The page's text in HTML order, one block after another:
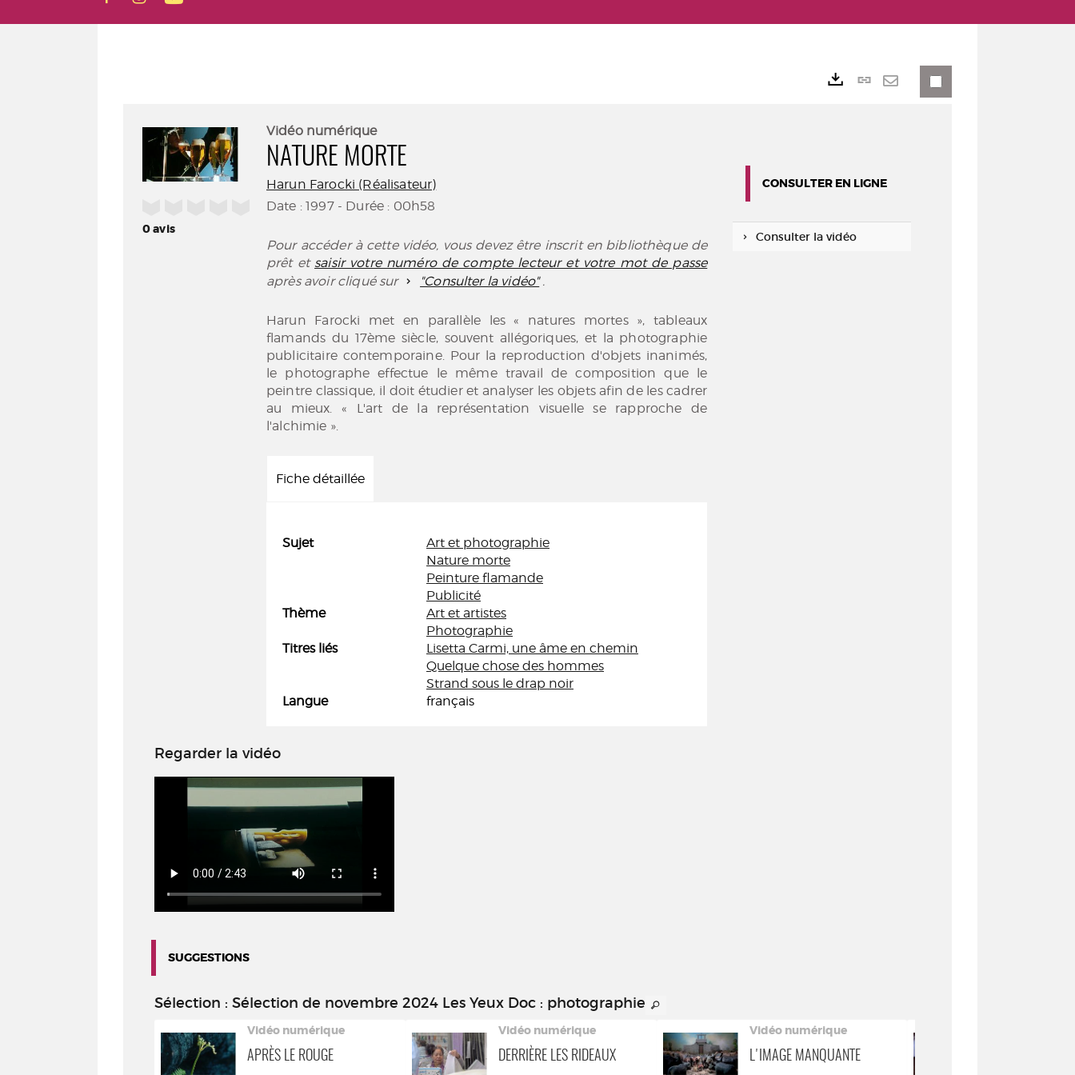
0avis
Vidéo numérique
NATURE MORTE
Harun Farocki (Réalisateur)
Date : 1997 - Durée : 00h58
Pour accéder à cette vidéo, vous devez être inscrit en bibliothèque de
prêt et saisir votre numéro de compte lecteur et votre mot de passe
après avoir cliqué sur
"Consulter la vidéo" .
Harun Farocki met en parallèle les « natures mortes », tableaux
flamands du 17ème siècle, souvent allégoriques, et la photographie
publicitaire contemporaine. Pour la reproduction d'objets inanimés,
le photographe effectue le même travail de composition que le
peintre classique, il doit étudier et analyser les objets afin de les cadrer
au mieux. « L'art de la représentation visuelle se rapproche de
l'alchimie ».
Fiche détaillée
Sujet
Art et photographie
Nature morte
Peinture flamande
Publicité
Thème
Art et artistes
Photographie
Titres liés
Lisetta Carmi, une âme en chemin
Quelque chose des hommes
Strand sous le drap noir
Langue
français
Regarder la vidéo
Lien
CONSULTER EN LIGNE
Consulter la vidéo
SUGGESTIONS
Sélection : Sélection de novembre 2024 Les Yeux Doc : photographie
Vidéo numérique
APRÈS LE ROUGE
Vidéo numérique
DERRIÈRE LES RIDEAUX
Vidéo numérique
L'IMAGE MANQUANTE